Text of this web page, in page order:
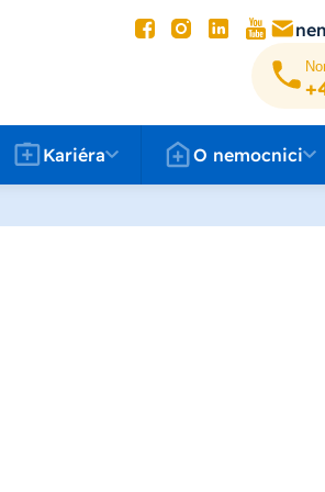
Kariéra
Kariéra
O nemocnici
O nemocnici